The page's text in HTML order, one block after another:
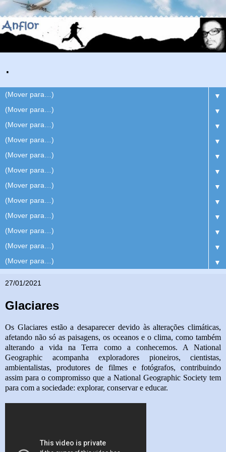
.
▼
▼
▼
▼
▼
▼
▼
▼
▼
▼
▼
▼
27/01/2021
Glaciares
Os Glaciares estão a desaparecer devido às alterações climáticas,
afetando não só as paisagens, os oceanos e o clima, como também
alterando a vida na Terra como a conhecemos. A National
Geographic acompanha exploradores pioneiros, cientistas,
ambientalistas, produtores de filmes e fotógrafos, contribuindo
assim para o compromisso que a National Geographic Society tem
para com a sociedade: explorar, conservar e educar.